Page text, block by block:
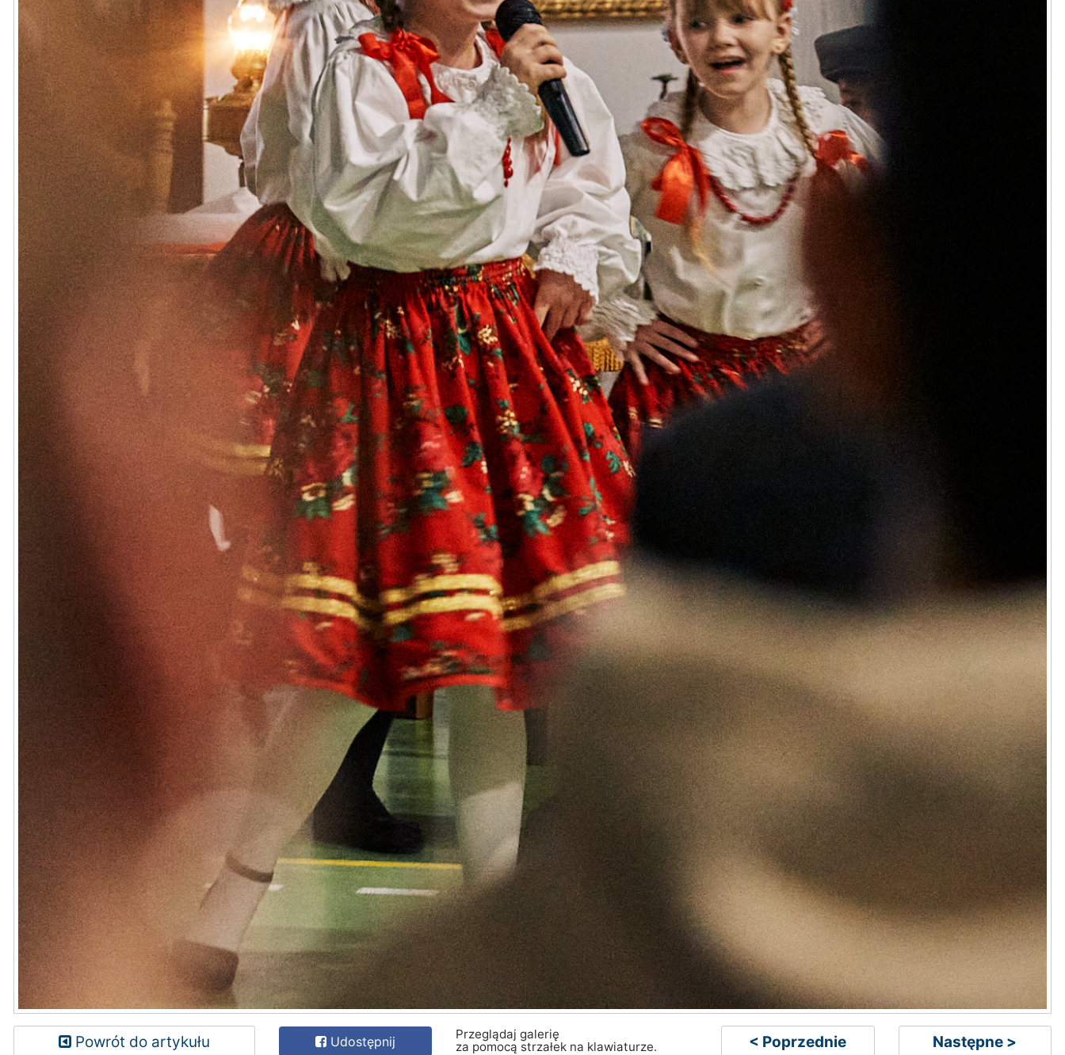
Powrót do artykułu Udostępnij
Przeglądaj galerię
za pomocą strzałek na klawiaturze.
< Poprzednie Następne >